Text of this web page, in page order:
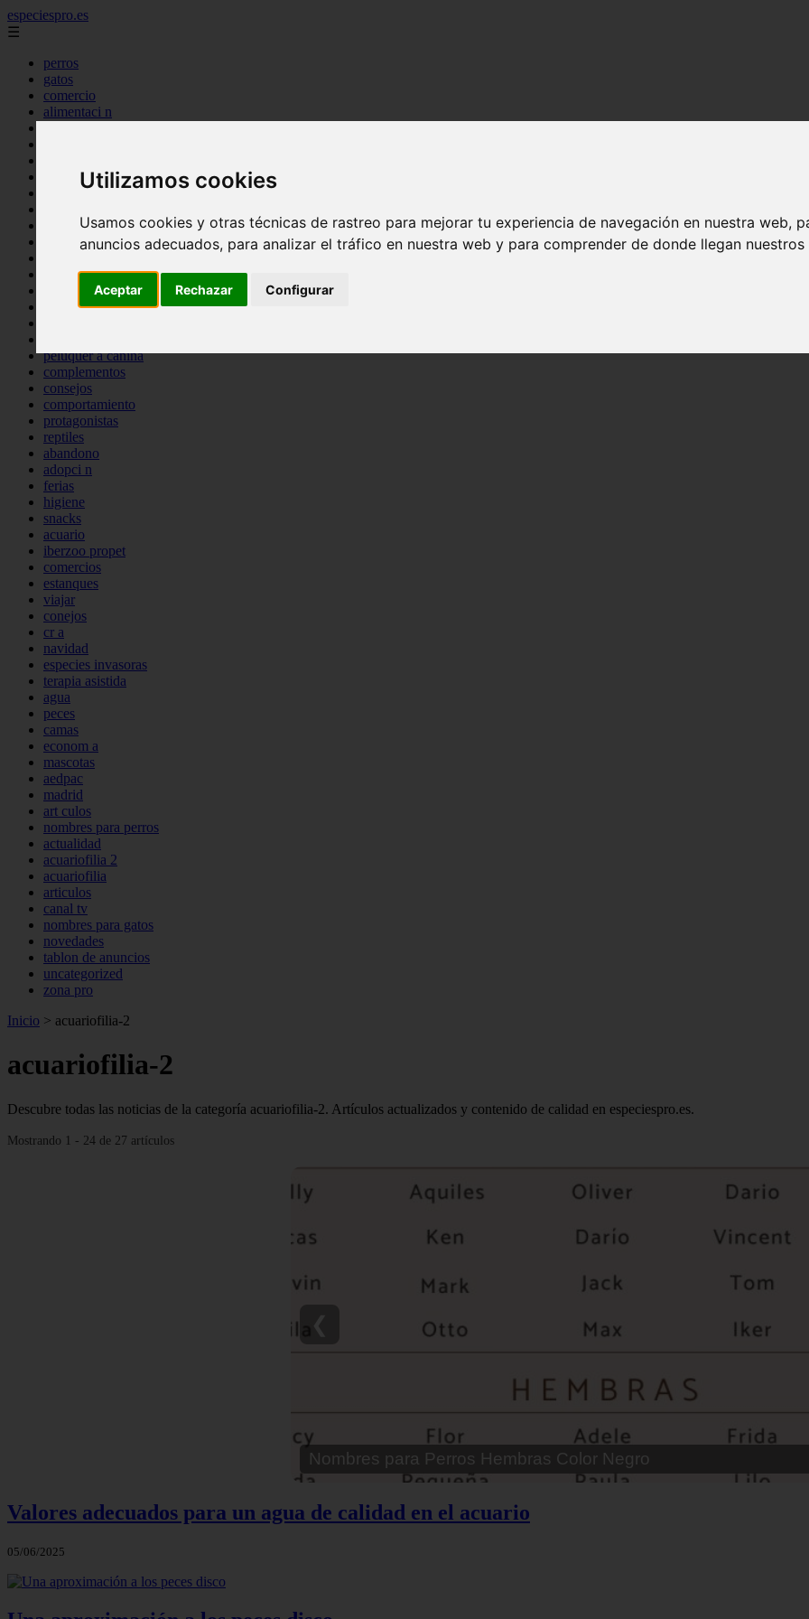
Utilizamos cookies
Usamos cookies y otras técnicas de rastreo para mejorar tu experiencia de navegación en nuestra web,
anuncios adecuados, para analizar el tráfico en nuestra web y para comprender de donde llegan
Aceptar Rechazar Configurar
especiespro.es
☰
perros
gatos
comercio
alimentaci n
tenencia responsable
marketing
peque os mam feros
legislaci n
peluquer a canina
complementos
consejos
comportamiento
protagonistas
reptiles
abandono
adopci n
ferias
higiene
snacks
acuario
iberzoo propet
comercios
estanques
viajar
conejos
cr a
navidad
especies invasoras
terapia asistida
agua
peces
camas
econom a
mascotas
aedpac
madrid
art culos
nombres para perros
actualidad
acuariofilia 2
acuariofilia
articulos
canal tv
nombres para gatos
novedades
tablon de anuncios
uncategorized
zona pro
Inicio > acuariofilia-2
acuariofilia-2
Descubre todas las noticias de la categoría acuariofilia-2. Artículos actualizados y contenido de calidad en especiespro.es.
Mostrando 1 - 24 de 27 artículos
Nombre para Parejas de Gatos
Valores adecuados para un agua de calidad en el acuario
05/06/2025